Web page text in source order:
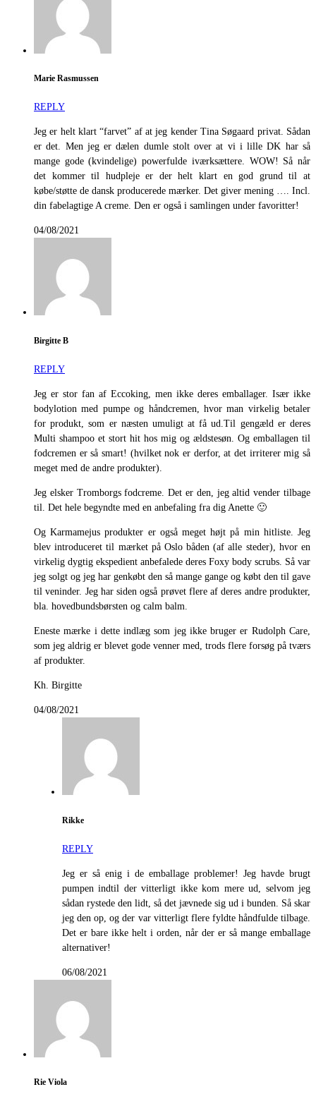
Marie Rasmussen
REPLY
Jeg er helt klart “farvet” af at jeg kender Tina Søgaard privat. Sådan
er det. Men jeg er dælen dumle stolt over at vi i lille DK har så
mange gode (kvindelige) powerfulde iværksættere. WOW! Så når
det kommer til hudpleje er der helt klart en god grund til at
købe/støtte de dansk producerede mærker. Det giver mening …. Incl.
din fabelagtige A creme. Den er også i samlingen under favoritter!
04/08/2021
Birgitte B
REPLY
Jeg er stor fan af Eccoking, men ikke deres emballager. Især ikke
bodylotion med pumpe og håndcremen, hvor man virkelig betaler
for produkt, som er næsten umuligt at få ud.Til gengæld er deres
Multi shampoo et stort hit hos mig og ældstesøn. Og emballagen til
fodcremen er så smart! (hvilket nok er derfor, at det irriterer mig så
meget med de andre produkter).
Jeg elsker Tromborgs fodcreme. Det er den, jeg altid vender tilbage
til. Det hele begyndte med en anbefaling fra dig Anette 🙂
Og Karmamejus produkter er også meget højt på min hitliste. Jeg
blev introduceret til mærket på Oslo båden (af alle steder), hvor en
virkelig dygtig ekspedient anbefalede deres Foxy body scrubs. Så var
jeg solgt og jeg har genkøbt den så mange gange og købt den til gave
til veninder. Jeg har siden også prøvet flere af deres andre produkter,
bla. hovedbundsbørsten og calm balm.
Eneste mærke i dette indlæg som jeg ikke bruger er Rudolph Care,
som jeg aldrig er blevet gode venner med, trods flere forsøg på tværs
af produkter.
Kh. Birgitte
04/08/2021
Rikke
REPLY
Jeg er så enig i de emballage problemer! Jeg havde brugt
pumpen indtil der vitterligt ikke kom mere ud, selvom jeg
sådan rystede den lidt, så det jævnede sig ud i bunden. Så skar
jeg den op, og der var vitterligt flere fyldte håndfulde tilbage.
Det er bare ikke helt i orden, når der er så mange emballage
alternativer!
06/08/2021
Rie Viola